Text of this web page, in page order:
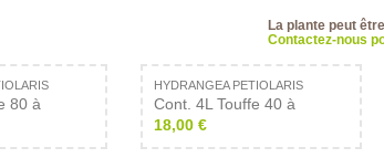
La plante peut
Contactez-nous
80 à
HYDRANGEA PETIOLARIS
Cont. 4L Touffe 40 à
18,00 €